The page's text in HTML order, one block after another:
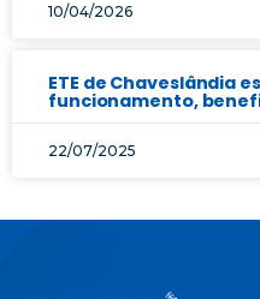
10/04/2026
ETE de Chaveslândia
funcionamento,
22/07/2025